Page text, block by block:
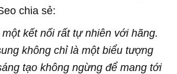
chia sẻ:
kết nối rất tự nhiên với hãng.
không chỉ là một biểu tượng
tạo không ngừng để mang tới